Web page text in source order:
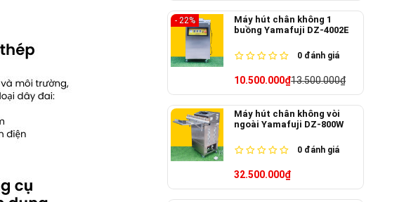
- 22%
Máy hút chân không 1
buồng Yamafuji DZ-4002E
0 đánh giá
10.500.000₫13.500.000₫
Máy hút chân không vòi
ngoài Yamafuji DZ-800W
0 đánh giá
32.500.000₫